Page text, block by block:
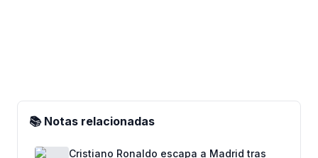
📚 Notas relacionadas
Cristiano Ronaldo escapa a Madrid tras